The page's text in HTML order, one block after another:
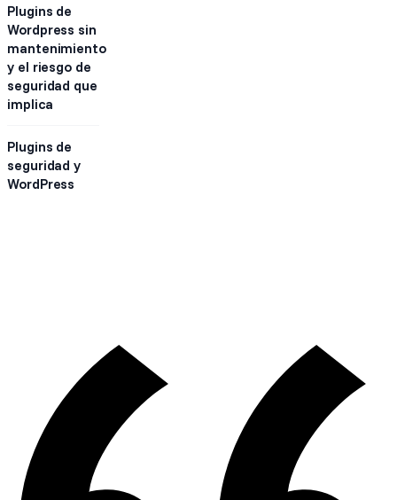
Plugins de
Wordpress sin
mantenimiento
y el riesgo de
seguridad que
implica
Plugins de
seguridad y
WordPress